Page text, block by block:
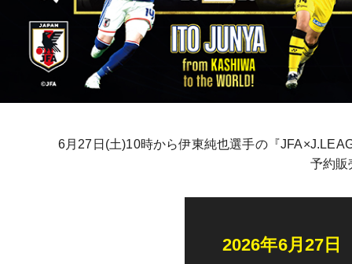
6月27日(土)10時から伊東純也選手の『
予約販
2026年6月27日